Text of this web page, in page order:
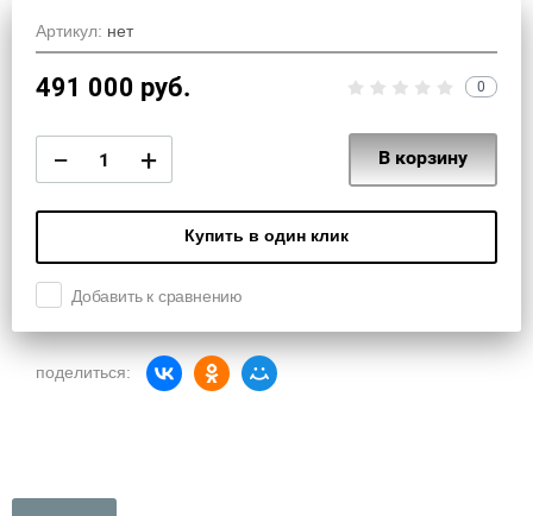
Артикул: нет
491 000 руб. 0
− + В корзину
Купить в один клик
Добавить к сравнению
поделиться: